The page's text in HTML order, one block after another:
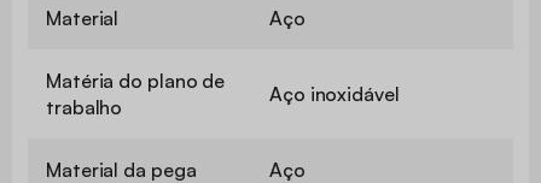
Material Aço
Matéria do plano de
trabalho
Aço inoxidável
Material da pega Aço